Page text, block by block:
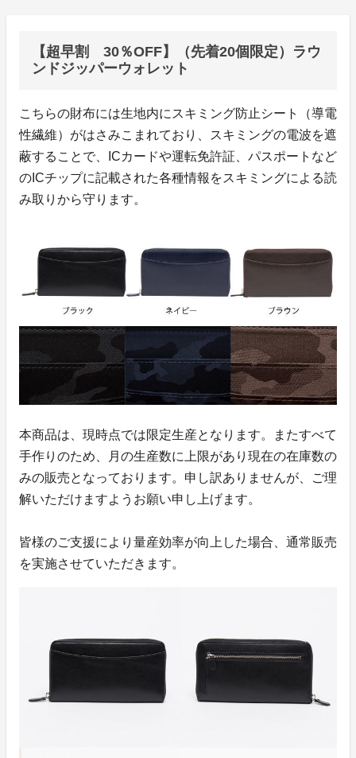
【超早割 30％OFF】（先着20個限定）ラウ
ンドジッパーウォレット
こちらの財布には生地内にスキミング防止シート（導電
性繊維）がはさみこまれており、スキミングの電波を遮
蔽することで、ICカードや運転免許証、パスポートなど
のICチップに記載された各種情報をスキミングによる読
み取りから守ります。
本商品は、現時点では限定生産となります。またすべて
手作りのため、月の生産数に上限があり現在の在庫数の
みの販売となっております。申し訳ありませんが、ご理
解いただけますようお願い申し上げます。
皆様のご支援により量産効率が向上した場合、通常販売
を実施させていただきます。